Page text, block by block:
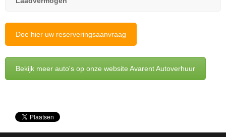
Doe hier uw reserveringsaanvraag
Bekijk meer auto's op onze website Avarent Autoverhuur